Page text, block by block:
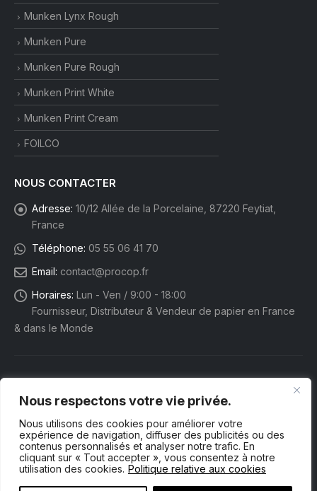
Nous respectons votre vie privée.
Nous utilisons des cookies pour améliorer votre
expérience de navigation, diffuser des publicités ou des
contenus personnalisés et analyser notre trafic. En
cliquant sur « Tout accepter », vous consentez à notre
utilisation des cookies. Politique relative aux cookies
Munken Lynx Rough
Munken Pure
Munken Pure Rough
Munken Print White
Munken Print Cream
FOILCO
NOUS CONTACTER
Adresse: 10/12 Allée de la Porcelaine, 87220 Feytiat,
France
Téléphone: 05 55 06 41 70
Email: contact@procop.fr
Horaires: Lun - Ven / 9:00 - 18:00
Fournisseur, Distributeur & Vendeur de papier en France
& dans le Monde
Procop eShop. © 2025 Tous droits réservés.